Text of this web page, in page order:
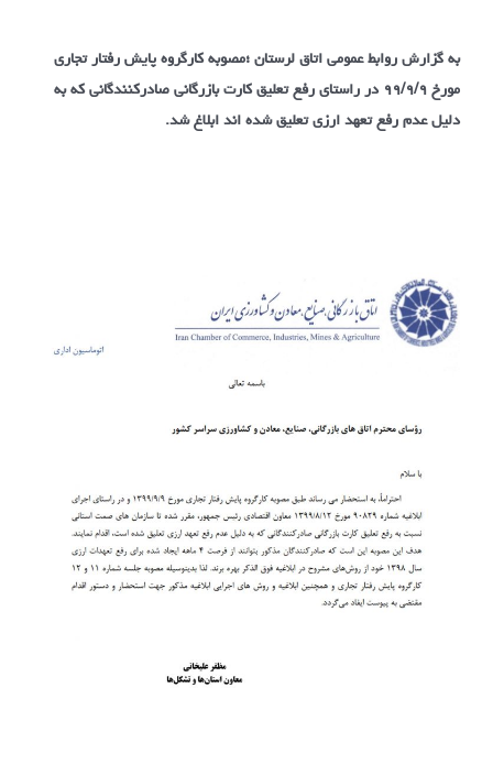
به گزارش روابط عمومی اتاق لرستان ؛مصوبه کارگروه پایش رفتار تجاری
مورخ ۹۹/۹/۹ در راستای رفع تعلیق کارت بازرگانی صادرکنندگانی که به
دلیل عدم رفع تعهد ارزی تعلیق شده اند ابلاغ شد.